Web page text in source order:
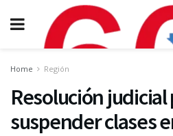
Home Región
Resolución
suspender clases